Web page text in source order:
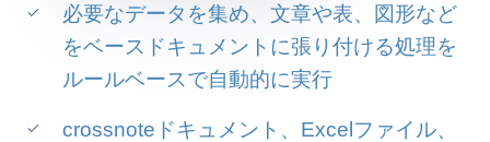
必要なデータを集め、文章や表、図形など
をベースドキュメントに張り付ける処理を
ルールベースで自動的に実行
crossnoteドキュメント、Excelファイル、